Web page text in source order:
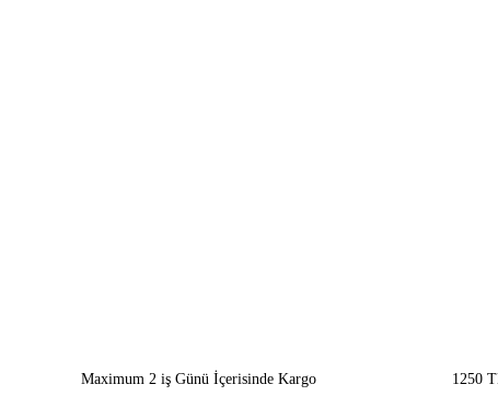
Maximum 2 iş Günü İçerisinde Kargo 1250